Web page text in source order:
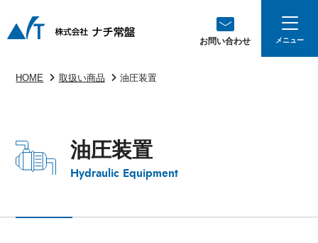
お問い合わせ
HOME 取扱い商品 油圧装置
油圧装置
Hydraulic Equipment